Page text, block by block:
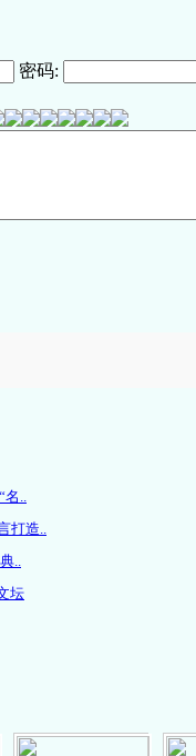
密码:
名..
打造..
..
坛